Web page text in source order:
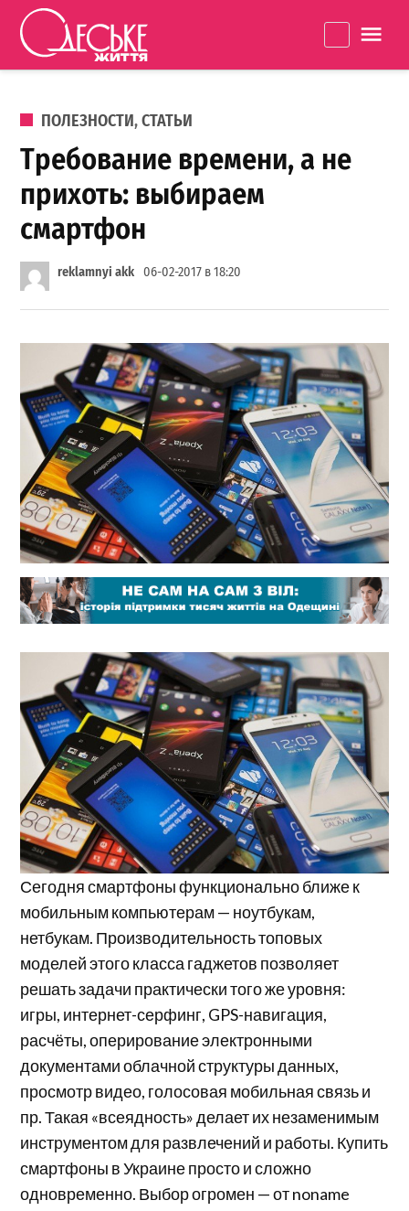
Перейти к содержанию
життя
ОПУБЛИКОВАНО В
ПОЛЕЗНОСТИ,СТАТЬИ
Требование времени, а не
прихоть: выбираем
смартфон
reklamnyi akk 06-02-2017 в 18:20
Сегодня смартфоны функционально ближе к
мобильным компьютерам — ноутбукам,
нетбукам. Производительность топовых
моделей этого класса гаджетов позволяет
решать задачи практически того же уровня:
игры, интернет-серфинг, GPS-навигация,
расчёты, оперирование электронными
документами облачной структуры данных,
просмотр видео, голосовая мобильная связь и
пр. Такая «всеядность» делает их незаменимым
инструментом для развлечений и работы. Купить
смартфоны в Украине просто и сложно
одновременно. Выбор огромен — от noname